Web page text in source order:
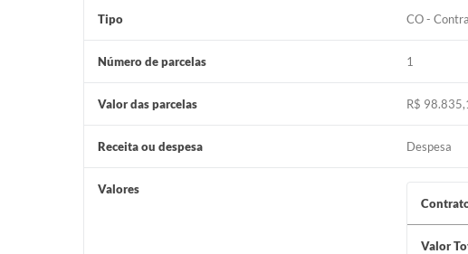
Tipo CO -
Número de parcelas 1
Valor das parcelas R$
Receita ou despesa Despesa
Valores
Valor